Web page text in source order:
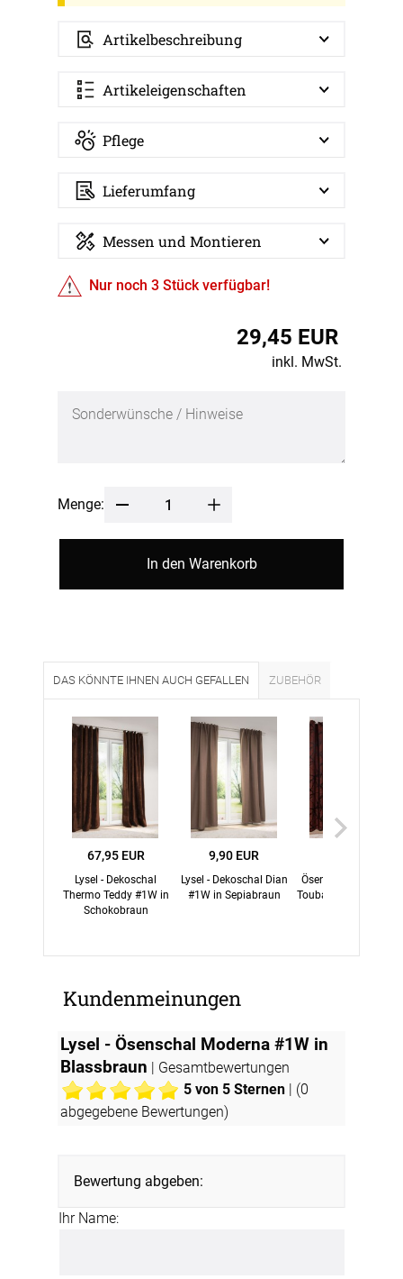
Artikelbeschreibung
Artikeleigenschaften
Pflege
Lieferumfang
Messen und Montieren
Nur noch3 Stück verfügbar!
29,45 EUR
inkl. MwSt.
Menge:
In den Warenkorb
DAS KÖNNTE IHNEN AUCH GEFALLEN ZUBEHÖR
67,95 EUR
Lysel - Dekoschal
Thermo Teddy #1W in
Schokobraun
9,90 EUR
Lysel - Dekoschal Dian
#1W in Sepiabraun
Ösenschal von Lysel
Touba #1W in
Kundenmeinungen
Lysel - Ösenschal Moderna #1W in
Blassbraun | Gesamtbewertungen
5 von 5 Sternen | (0
abgegebene Bewertungen)
Bewertung abgeben:
Ihr Name: